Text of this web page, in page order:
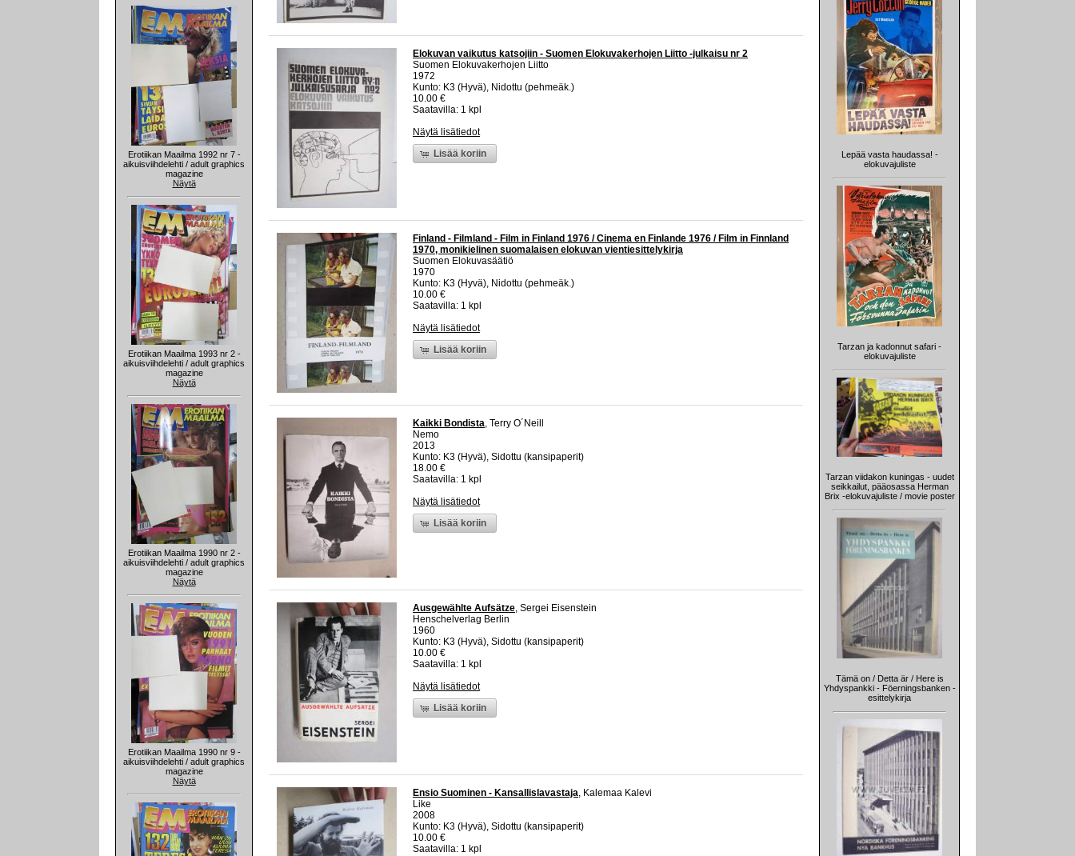
Erotiikan Maailma 1992 nr 7 -
aikuisviihdelehti / adult graphics
magazine
Näytä
Erotiikan Maailma 1993 nr 2 -
aikuisviihdelehti / adult graphics
magazine
Näytä
Erotiikan Maailma 1990 nr 2 -
aikuisviihdelehti / adult graphics
magazine
Näytä
Erotiikan Maailma 1990 nr 9 -
aikuisviihdelehti / adult graphics
magazine
Näytä
Elokuvan vaikutus katsojiin - Suomen Elokuvakerhojen Liitto -julkaisu nr 2
Suomen Elokuvakerhojen Liitto
1972
Kunto: K3 (Hyvä), Nidottu (pehmeäk.)
10.00 €
Saatavilla: 1 kpl
Näytä lisätiedot
Lisää koriin
Finland - Filmland - Film in Finland 1976 / Cinema en Finlande 1976 / Film in Finnland
1970, monikielinen suomalaisen elokuvan vientiesittelykirja
Suomen Elokuvasäätiö
1970
Kunto: K3 (Hyvä), Nidottu (pehmeäk.)
10.00 €
Saatavilla: 1 kpl
Näytä lisätiedot
Lisää koriin
Kaikki Bondista, Terry O´Neill
Nemo
2013
Kunto: K3 (Hyvä), Sidottu (kansipaperit)
18.00 €
Saatavilla: 1 kpl
Näytä lisätiedot
Lisää koriin
Ausgewählte Aufsätze, Sergei Eisenstein
Henschelverlag Berlin
1960
Kunto: K3 (Hyvä), Sidottu (kansipaperit)
10.00 €
Saatavilla: 1 kpl
Näytä lisätiedot
Lisää koriin
Ensio Suominen - Kansallislavastaja, Kalemaa Kalevi
Like
2008
Kunto: K3 (Hyvä), Sidottu (kansipaperit)
10.00 €
Saatavilla: 1 kpl
Lepää vasta haudassa! -
elokuvajuliste
Tarzan ja kadonnut safari -
elokuvajuliste
Tarzan viidakon kuningas - uudet
seikkailut, pääosassa Herman
Brix -elokuvajuliste / movie poster
Tämä on / Detta är / Here is
Yhdyspankki - Föerningsbanken -
esittelykirja